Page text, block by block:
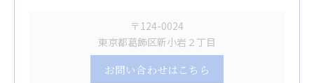
〒124-0024
東京都葛飾区新小岩２丁目
お問い合わせはこちら